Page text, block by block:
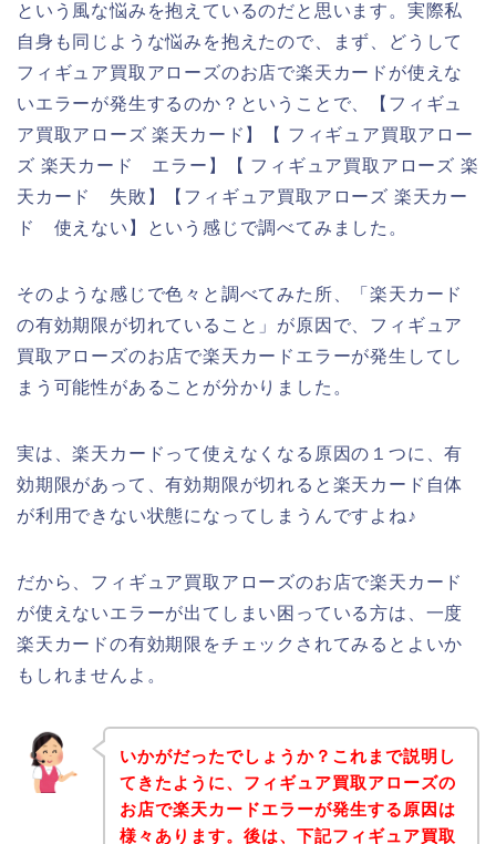
という風な悩みを抱えているのだと思います。実際私
自身も同じような悩みを抱えたので、まず、どうして
フィギュア買取アローズのお店で楽天カードが使えな
いエラーが発生するのか？ということで、【フィギュ
ア買取アローズ 楽天カード】【 フィギュア買取アロー
ズ 楽天カード エラー】【 フィギュア買取アローズ 楽
天カード 失敗】【フィギュア買取アローズ 楽天カー
ド 使えない】という感じで調べてみました。
そのような感じで色々と調べてみた所、「楽天カード
の有効期限が切れていること」が原因で、フィギュア
買取アローズのお店で楽天カードエラーが発生してし
まう可能性があることが分かりました。
実は、楽天カードって使えなくなる原因の１つに、有
効期限があって、有効期限が切れると楽天カード自体
が利用できない状態になってしまうんですよね♪
だから、フィギュア買取アローズのお店で楽天カード
が使えないエラーが出てしまい困っている方は、一度
楽天カードの有効期限をチェックされてみるとよいか
もしれませんよ。
いかがだったでしょうか？これまで説明し
てきたように、フィギュア買取アローズの
お店で楽天カードエラーが発生する原因は
様々あります。後は、下記フィギュア買取